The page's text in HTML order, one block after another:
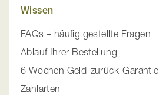
Wissen
FAQs – häufig gestellte Fragen
Ablauf Ihrer Bestellung
6 Wochen Geld-zurück-Garantie
Zahlarten